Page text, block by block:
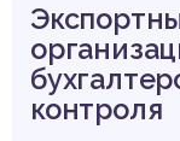
контроля